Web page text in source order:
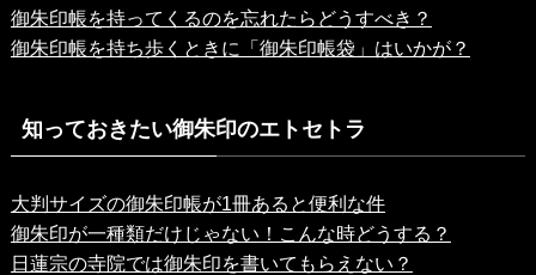
御朱印帳を持ってくるのを忘れたらどうすべき？
御朱印帳を持ち歩くときに「御朱印帳袋」はいかが？
知っておきたい御朱印のエトセトラ
大判サイズの御朱印帳が1冊あると便利な件
御朱印が一種類だけじゃない！こんな時どうする？
日蓮宗の寺院では御朱印を書いてもらえない？